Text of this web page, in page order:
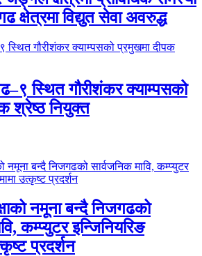
क्षेत्रमा विद्युत सेवा अवरुद्ध
स्थित गौरीशंकर क्याम्पसको
श्रेष्ठ नियुक्त
नमूना बन्दै निजगढको
कम्प्युटर इन्जिनियरिङ
प्रदर्शन